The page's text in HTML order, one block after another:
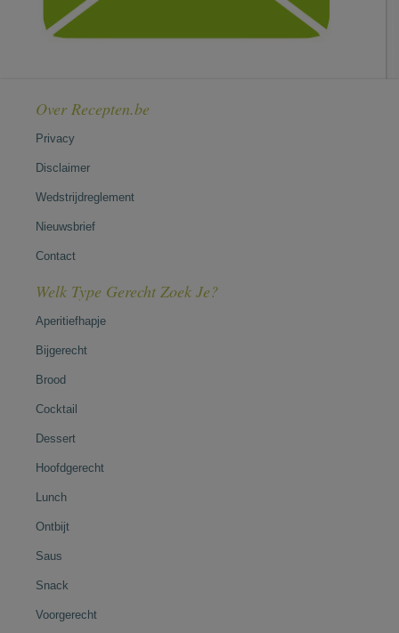
Over Recepten.be
Privacy
Disclaimer
Wedstrijdreglement
Nieuwsbrief
Contact
Welk Type Gerecht Zoek Je?
Aperitiefhapje
Bijgerecht
Brood
Cocktail
Dessert
Hoofdgerecht
Lunch
Ontbijt
Saus
Snack
Voorgerecht